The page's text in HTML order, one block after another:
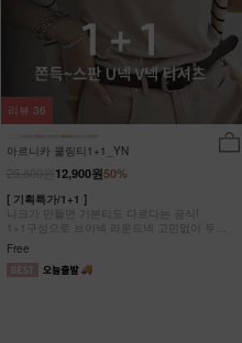
아르니카 쿨링티1+1_YN
50%
12,900원
[ 기획특가/1+1 ]
나크가 만들면 기본티도 다르다는 공식!
1+1구성으로 브이넥 라운드넥 고민없이 두장
다 챙겨가세요
Free
리뷰 36